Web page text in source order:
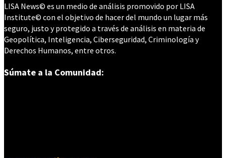
LISA News© es un medio de análisis promovido por LISA
Institute© con el objetivo de hacer del mundo un lugar más
seguro, justo y protegido a través de análisis en materia de
Geopolítica, Inteligencia, Ciberseguridad, Criminología y
Derechos Humanos, entre otros.
Súmate a la Comunidad: